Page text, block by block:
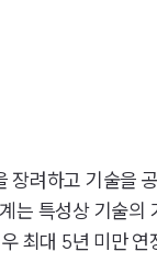
장려하고 기술을
는 특성상 기술
최대 5년 미만